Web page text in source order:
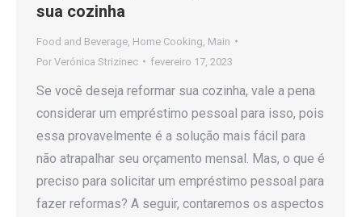
sua cozinha
Food and Beverage Home Cooking Main
Por Verónica Strizinec fevereiro 17, 2023
Se você deseja reformar sua cozinha, vale a pena
considerar um empréstimo pessoal para isso, pois
essa provavelmente é a solução mais fácil para
não atrapalhar seu orçamento mensal. Mas, o que é
preciso para solicitar um empréstimo pessoal para
fazer reformas? A seguir, contaremos os aspectos